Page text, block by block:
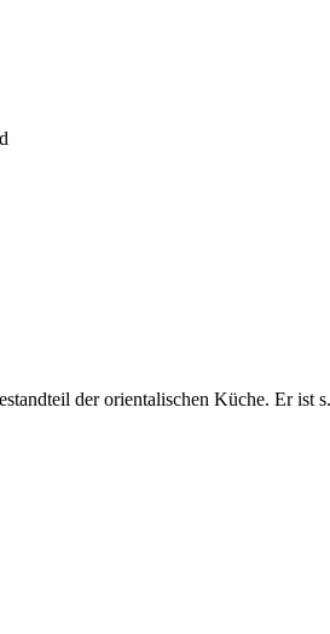
der orientalischen Küche. Er ist